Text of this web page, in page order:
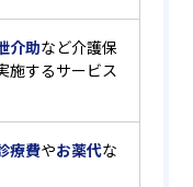
介助など介護保
施するサービス
療費やお薬代な